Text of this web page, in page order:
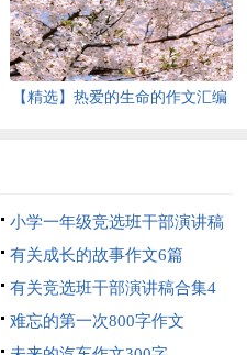
【精选】热爱的生命的作文汇编
小学一年级竞选班干部演讲稿
三篇
有关成长的故事作文6篇
有关竞选班干部演讲稿合集4
篇难忘的第一次800字作文